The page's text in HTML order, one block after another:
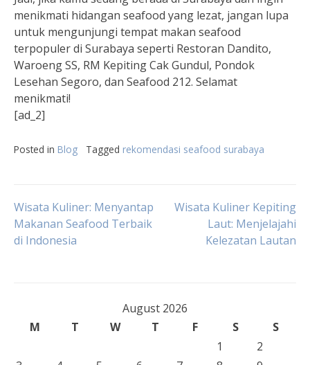
menikmati hidangan seafood yang lezat, jangan lupa
untuk mengunjungi tempat makan seafood
terpopuler di Surabaya seperti Restoran Dandito,
Waroeng SS, RM Kepiting Cak Gundul, Pondok
Lesehan Segoro, dan Seafood 212. Selamat
menikmati!
[ad_2]
Posted in Blog Tagged rekomendasi seafood surabaya
Post
navigation
Wisata Kuliner: Menyantap
Makanan Seafood Terbaik
di Indonesia
Wisata Kuliner Kepiting
Laut: Menjelajahi
Kelezatan Lautan
August 2026
M
T W T F S
S
1
2